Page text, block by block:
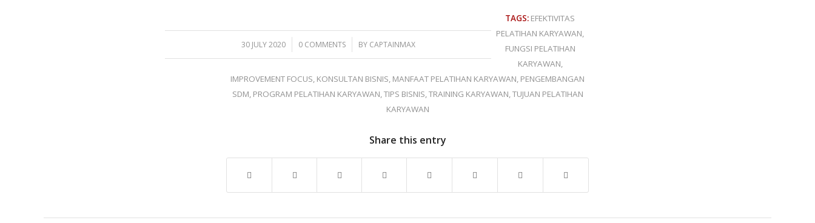
30 JULY 2020
/ 0 COMMENTS
/ BY CAPTAINMAX
TAGS: EFEKTIVITAS
PELATIHAN KARYAWAN,
FUNGSI PELATIHAN
KARYAWAN,
IMPROVEMENT FOCUS, KONSULTAN BISNIS, MANFAAT PELATIHAN KARYAWAN, PENGEMBANGAN
SDM, PROGRAM PELATIHAN KARYAWAN,TIPS BISNIS,TRAINING KARYAWAN,TUJUAN PELATIHAN
KARYAWAN
Share this entry